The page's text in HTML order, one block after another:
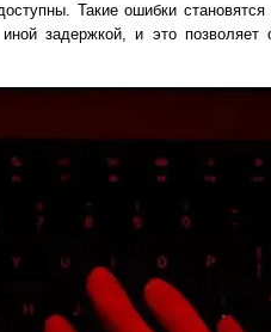
Такие ошибки становятся
задержкой, и это